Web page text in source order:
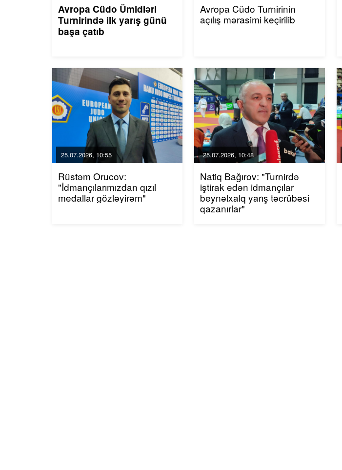
Avropa Cüdo Ümidləri
Turnirində ilk yarış günü
başa çatıb
Avropa Cüdo Turnirinin
açılış mərasimi keçirilib
25.07.2026, 10:55
Rüstəm Orucov:
"İdmançılarımızdan qızıl
medallar gözləyirəm"
25.07.2026, 10:48
Natiq Bağırov: "Turnirdə
iştirak edən idmançılar
beynəlxalq yarış təcrübəsi
qazanırlar"